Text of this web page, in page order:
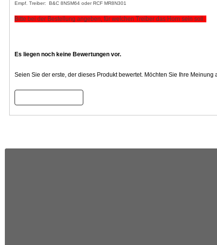
Empf. Treiber: B&C 8NSM64 oder RCF MR8N301
Bitte bei der Bestellung angeben, für welchen Treiber das Horn sein soll.
Es liegen noch keine Bewertungen vor.
Seien Sie der erste, der dieses Produkt bewertet. Möchten Sie Ihre Meinung